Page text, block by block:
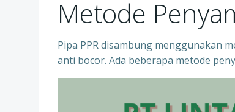
Metode
Pipa PPR disambung menggunakan
anti bocor. Ada beberapa metode